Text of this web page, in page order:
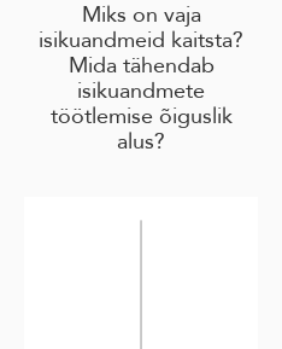
Miks on vaja
isikuandmeid kaitsta?
Mida tähendab
isikuandmete
töötlemise õiguslik
alus?